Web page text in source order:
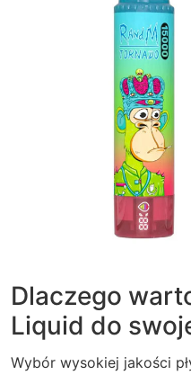
Dlaczego
Liquid do
Wybór wysokiej jakości